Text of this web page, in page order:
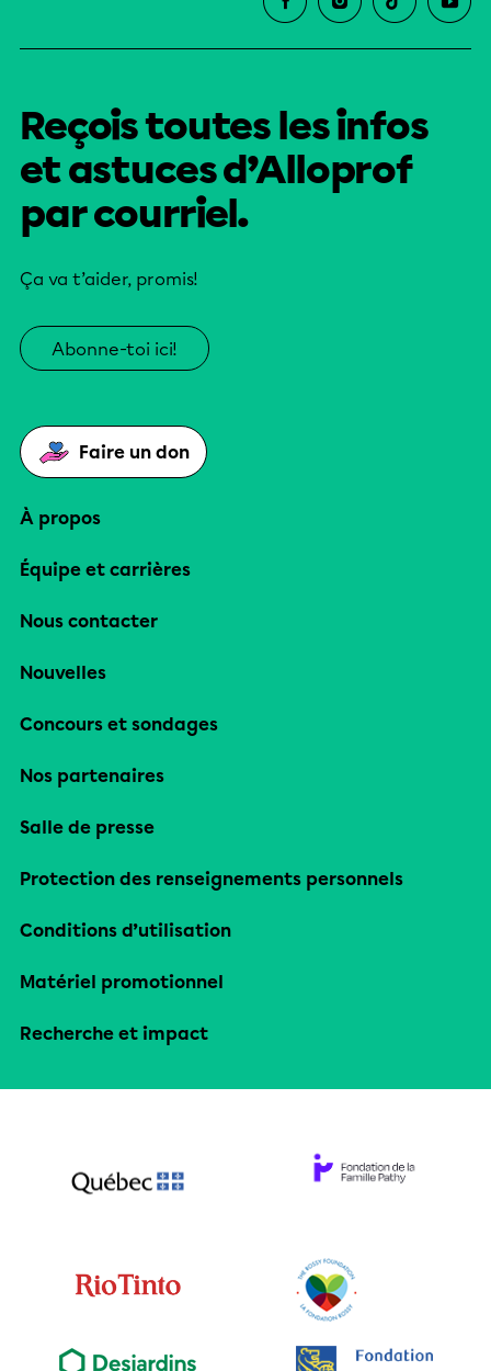
Reçois toutes les infos
et astuces d’Alloprof
par courriel.
Ça va t’aider, promis!
Abonne-toi ici!
Faire un don
À propos
Équipe et carrières
Nous contacter
Nouvelles
Concours et sondages
Nos partenaires
Salle de presse
Protection des renseignements personnels
Conditions d’utilisation
Matériel promotionnel
Recherche et impact